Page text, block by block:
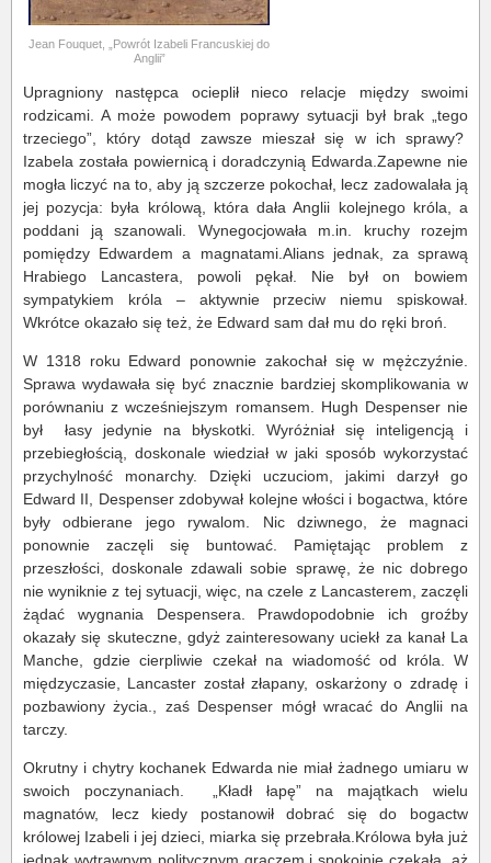
Jean Fouquet, „Powrót Izabeli Francuskiej do
Anglii”
Upragniony następca ocieplił nieco relacje między swoimi
rodzicami. A może powodem poprawy sytuacji był brak „tego
trzeciego”, który dotąd zawsze mieszał się w ich sprawy?
Izabela została powiernicą i doradczynią Edwarda.Zapewne nie
mogła liczyć na to, aby ją szczerze pokochał, lecz zadowalała ją
jej pozycja: była królową, która dała Anglii kolejnego króla, a
poddani ją szanowali. Wynegocjowała m.in. kruchy rozejm
pomiędzy Edwardem a magnatami.Alians jednak, za sprawą
Hrabiego Lancastera, powoli pękał. Nie był on bowiem
sympatykiem króla – aktywnie przeciw niemu spiskował.
Wkrótce okazało się też, że Edward sam dał mu do ręki broń.
W 1318 roku Edward ponownie zakochał się w mężczyźnie.
Sprawa wydawała się być znacznie bardziej skomplikowania w
porównaniu z wcześniejszym romansem. Hugh Despenser nie
był łasy jedynie na błyskotki. Wyróżniał się inteligencją i
przebiegłością, doskonale wiedział w jaki sposób wykorzystać
przychylność monarchy. Dzięki uczuciom, jakimi darzył go
Edward II, Despenser zdobywał kolejne włości i bogactwa, które
były odbierane jego rywalom. Nic dziwnego, że magnaci
ponownie zaczęli się buntować. Pamiętając problem z
przeszłości, doskonale zdawali sobie sprawę, że nic dobrego
nie wyniknie z tej sytuacji, więc, na czele z Lancasterem, zaczęli
żądać wygnania Despensera. Prawdopodobnie ich groźby
okazały się skuteczne, gdyż zainteresowany uciekł za kanał La
Manche, gdzie cierpliwie czekał na wiadomość od króla. W
międzyczasie, Lancaster został złapany, oskarżony o zdradę i
pozbawiony życia., zaś Despenser mógł wracać do Anglii na
tarczy.
Okrutny i chytry kochanek Edwarda nie miał żadnego umiaru w
swoich poczynaniach. „Kładł łapę” na majątkach wielu
magnatów, lecz kiedy postanowił dobrać się do bogactw
królowej Izabeli i jej dzieci, miarka się przebrała.Królowa była już